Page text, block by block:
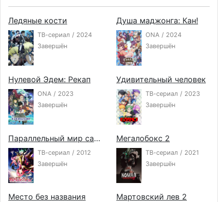
Ледяные кости
ТВ-сериал / 2024
Завершён
Душа маджонга: Кан!
ONA / 2024
Завершён
Нулевой Эдем: Рекап
ONA / 2023
Завершён
Удивительный человек
ТВ-сериал / 2023
Завершён
Параллельный мир самураев
ТВ-сериал / 2012
Завершён
Мегалобокс 2
ТВ-сериал / 2021
Завершён
Место без названия Мартовский лев 2